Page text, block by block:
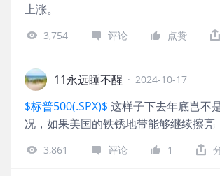
上涨。
3,754 评论 点赞
11永远睡不醒 · 2024-10-17
$标普500(.SPX)$ 这样子下去年底岂不
况，如果美国的铁锈地带能够继续擦
3,861 评论 1